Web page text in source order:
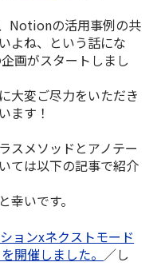
Notionの活用事例の共
よね、という話にな
画がスタートしまし
大変ご尽力をいただき
ます！
スメソッドとアノテー
ては以下の記事で紹介
幸いです。
ョンxネクストモード
開催しました。 ／し